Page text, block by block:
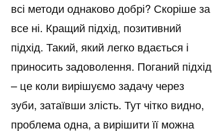
всі методи однаково добрі? Скоріше за
все ні. Кращий підхід, позитивний
підхід. Такий, який легко вдається і
приносить задоволення. Поганий підхід
– це коли вирішуємо задачу через
зуби, затаївши злість. Тут чітко видно,
проблема одна, а вирішити її можна